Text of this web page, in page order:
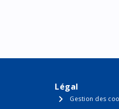
Légal
Gestion des